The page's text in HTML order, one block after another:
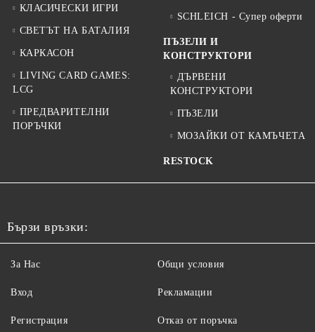
КЛАСИЧЕСКИ ИГРИ
СВЕТЪТ НА БАТАЛИЯ
КАРКАСОН
LIVING CARD GAMES:
LCG
ПРЕДВАРИТЕЛНИ
ПОРЪЧКИ
SCHLEICH - Супер оферти
ПЪЗЕЛИ И
КОНСТРУКТОРИ
ДЪРВЕНИ
КОНСТРУКТОРИ
ПЪЗЕЛИ
МОЗАЙКИ ОТ КАМЪЧЕТА
RESTOCK
Бързи връзки:
За Нас
Вход
Регистрация
Общи условия
Рекламации
Отказ от поръчка